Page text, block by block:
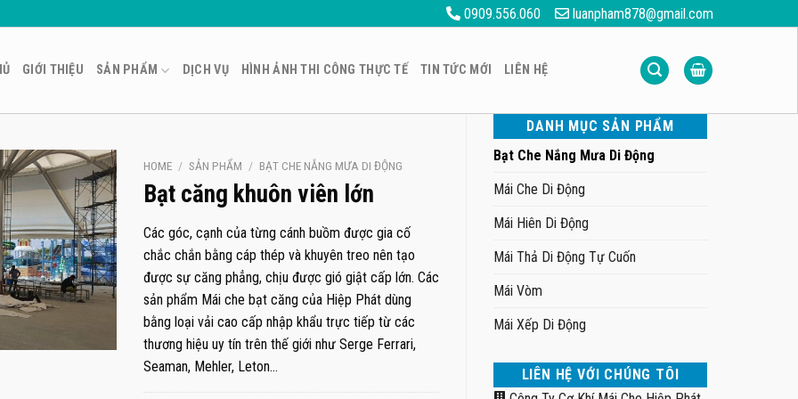
0909.556.060 luanpham878@gmail.com
GIỚI THIỆU SẢN PHẨM DỊCH VỤ HÌNH ẢNH THI CÔNG THỰC TẾ TIN TỨC MỚI LIÊN HỆ
DANH MỤC SẢN PHẨM
Bạt Che Nắng Mưa Di Động
Mái Che Di Động
Mái Hiên Di Động
Mái Thả Di Động Tự Cuốn
Mái Vòm
Mái Xếp Di Động
LIÊN HỆ VỚI CHÚNG TÔI
HOME / SẢN PHẨM / BẠT CHE NẮNG MƯA DI ĐỘNG
Bạt căng khuôn viên lớn
Các góc, cạnh của từng cánh buồm được gia cố
chắc chắn bằng cáp thép và khuyên treo nên tạo
được sự căng phẳng, chịu được gió giật cấp lớn. Các
sản phẩm Mái che bạt căng của Hiệp Phát dùng
bằng loại vải cao cấp nhập khẩu trực tiếp từ các
thương hiệu uy tín trên thế giới như Serge Ferrari,
Seaman, Mehler, Leton…